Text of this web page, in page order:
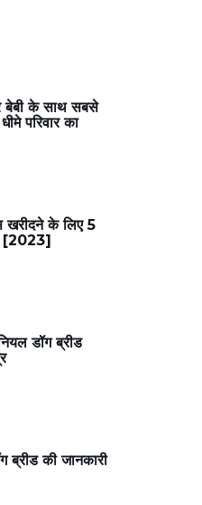
बेबी के साथ सबसे
परिवार का
खरीदने के लिए 5
[2023]
डॉग ब्रीड
ब्रीड की जानकारी